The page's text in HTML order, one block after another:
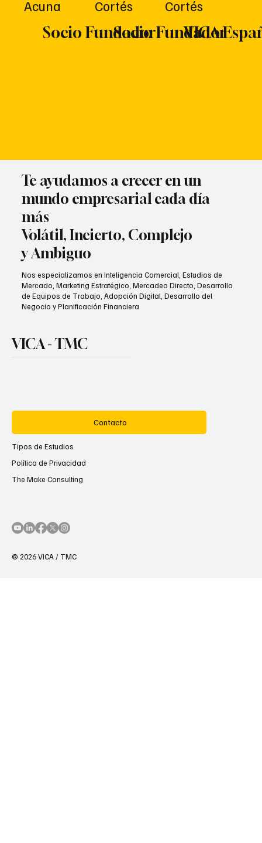
Acuna
Socio Fundador
Cortés
Socio Fundador
Cortés
VICA
Te ayudamos a crecer en un
mundo empresarial cada día
más
Volátil, Incierto, Complejo
y Ambiguo
Nos especializamos en Inteligencia Comercial, Estudios de
Mercado, Marketing Estratégico, Mercadeo Directo, Desarrollo
de Equipos de Trabajo, Adopción Digital, Desarrollo del
Negocio y Planificación Financiera
VICA - TMC
Contacto
Tipos de Estudios
Política de Privacidad
The Make Consulting
© 2026 VICA / TMC